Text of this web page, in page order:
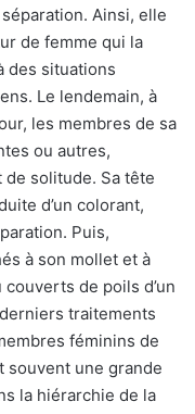
Ainsi, elle
de femme qui la
des situations
Le lendemain, à
les membres de sa
ou autres,
de solitude. Sa tête
d’un colorant,
Puis,
à son mollet et à
de poils d’un
traitements
féminins de
souvent une grande
la hiérarchie de la